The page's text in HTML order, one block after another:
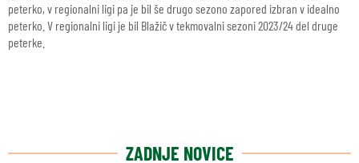
peterko, v regionalni ligi pa je bil še drugo sezono zapored izbran v idealno
peterko. V regionalni ligi je bil Blažič v tekmovalni sezoni 2023/24 del druge
peterke.
ZADNJE NOVICE